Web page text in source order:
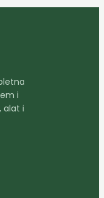
i
alat i